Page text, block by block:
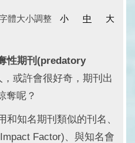
體大小調整 小 中 大
奪性期刊(predatory
，或許會很好奇，期刊出
奪呢？
知名期刊類似的刊名、
Factor)、與知名會